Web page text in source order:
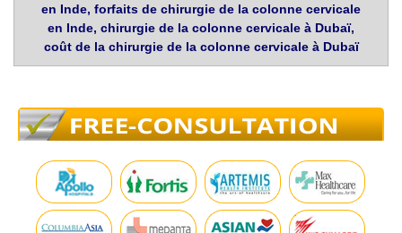
en Inde, forfaits de chirurgie de la colonne cervicale
en Inde, chirurgie de la colonne cervicale à Dubaï,
coût de la chirurgie de la colonne cervicale à Dubaï